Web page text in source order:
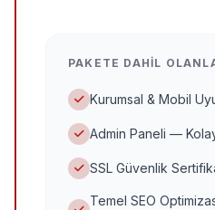
PAKETE DAHIL
Kurumsal & Mobil
Admin Paneli —
SSL Güvenlik
Temel SEO